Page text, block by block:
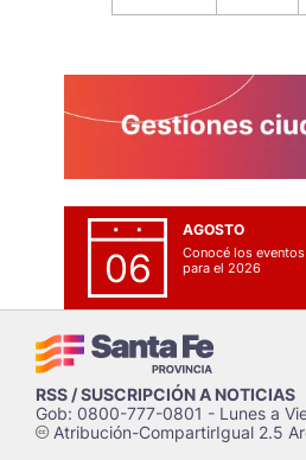
06
AGOSTO
Conocé los
para el 2026
RSS / SUSCRIPCIÓN A NOTICIAS
Gob: 0800-777-0801 - Lunes a
cAtribución-CompartirIgual 2.5